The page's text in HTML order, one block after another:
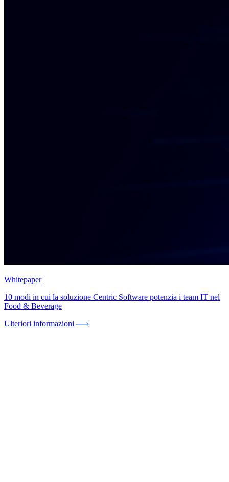
Whitepaper
10 modi in cui la soluzione Centric Software potenzia i team IT nel
Food & Beverage
Ulteriori informazioni